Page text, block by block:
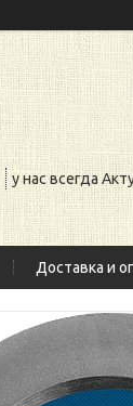
у нас всегда
Доставка и